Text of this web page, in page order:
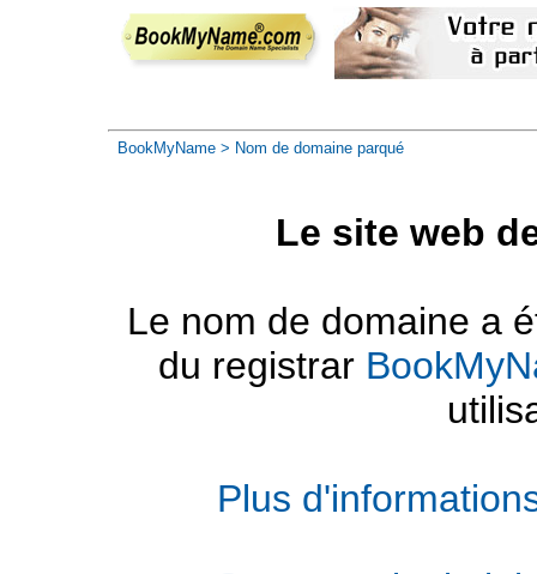
BookMyName > Nom de domaine parqué
Le site web
Le nom de domaine a
du registrar
Plus